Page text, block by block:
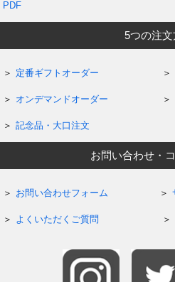
PDF
5つの注
定番ギフトオーダー
オンデマンドオーダー
記念品・大口注文
お問い合わせ・
お問い合わせフォーム
よくいただくご質問